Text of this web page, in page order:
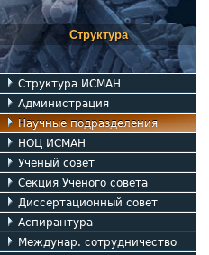
Структура
Структура ИСМАН
Администрация
Научные подразделения
НОЦ ИСМАН
Ученый совет
Секция Ученого совета
Диссертационный совет
Аспирантура
Междунар. сотрудничество